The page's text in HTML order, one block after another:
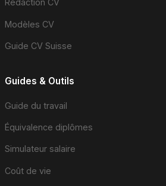
Rédaction CV
Modèles CV
Guide CV Suisse
Guides & Outils
Guide du travail
Équivalence diplômes
Simulateur salaire
Coût de vie